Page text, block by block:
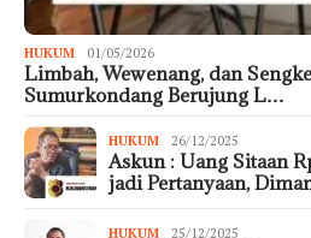
HUKUM 01/05/2026
Limbah, Wewenang, dan
Sumurkondang Berujung L…
HUKUM 26/12/2025
Askun : Uang Sitaan
jadi Pertanyaan,
HUKUM 25/12/2025